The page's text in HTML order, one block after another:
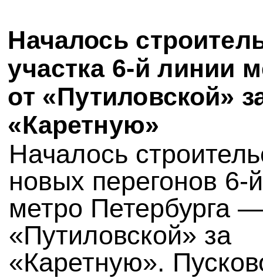
Началось
участка 6-й линии
от «Путиловской»
«Каретную»
Началось
новых перегонов 6-
метро Петербурга
«Путиловской» за
«Каретную».